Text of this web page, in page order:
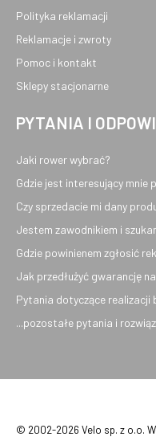
Polityka reklamacji
Reklamacje i zwroty
Pomoc i kontakt
Sklepy stacjonarne
PYTANIA I
Jaki rower wybrać?
Gdzie jest interesujący mnie
Czy sprzedacie mi dany
Jestem zawodnikiem i
Gdzie powinienem zgłosić
Jak przedłużyć gwarancję
Pytania dotyczące realizacji
...pozostałe pytania i
© 2002-2026 Velo sp. z o.o.